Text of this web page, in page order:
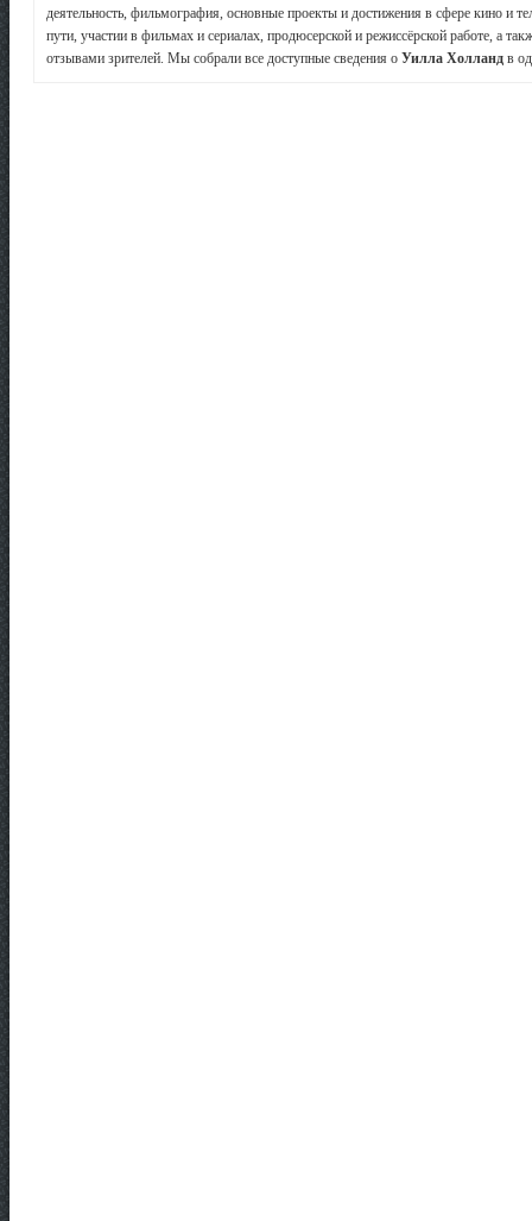
деятельность, фильмография, основные проекты и достижения в сфере кино и
пути, участии в фильмах и сериалах, продюсерской и режиссёрской работе, а
отзывами зрителей. Мы собрали все доступные сведения о Уилла Холланд в